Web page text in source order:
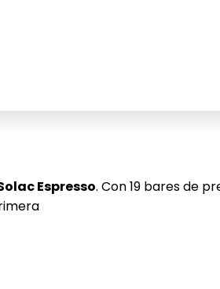
Espresso. Con 19 bares de